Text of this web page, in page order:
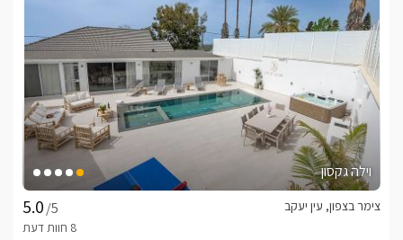
וילה גקסון
/5
צימר בצפון, עין יעקב